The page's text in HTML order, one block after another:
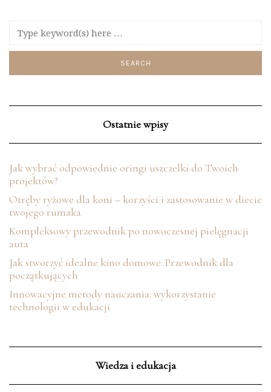
Ostatnie wpisy
Jak wybrać odpowiednie oringi uszczelki do Twoich
projektów?
Otręby ryżowe dla koni – korzyści i zastosowanie w diecie
twojego rumaka
Kompleksowy przewodnik po nowoczesnej pielęgnacji
auta
Jak stworzyć idealne kino domowe: Przewodnik dla
początkujących
Innowacyjne metody nauczania: wykorzystanie
technologii w edukacji
Wiedza i edukacja